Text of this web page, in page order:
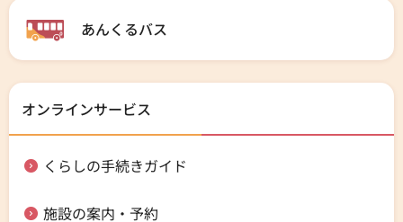
あんくるバス
オンラインサービス
くらしの手続きガイド
施設の案内・予約